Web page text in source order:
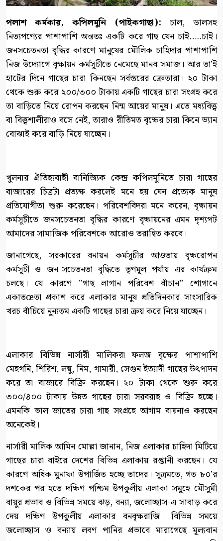
পলাশ কর্মকার, কপিলমুনি (পাইকগাছা): চাল, ডালসহ
নিত্যপণ্যের পাশাপাশি অন্ততঃ একটি করে গাছ যেন চাই…..চাই।
জনসচেতনতা বৃদ্ধির কারণে মানুষের মৌলিক চাহিদার পাশাপাশি
নিজ উদ্যোগে বৃক্ষায়ন কর্মসূচীতে নেমেছে মানব সমাজ। আর তা’ই
হাটের দিনে গাছের চারা কিনছেন সর্বস্তরের ক্রেতারা। ২০ টাকা
থেকে শুরু করে ২০০/৩০০ টাকায় একটি গাছের চারা সংগ্রহ করে
তা বাড়িতে নিয়ে রোপন করছেন নিন্ম আয়ের মানুষ। এতে মধ্যবিত্ত্ব
বা বিত্ত্বশালীরাও বসে নেই, তারাও রীতিমত বৃক্ষের চারা কিনে ভ্যান
বোঝাই করে বাড়ি নিয়ে যাচ্ছেন।
খুলনার ঐতিহ্যবাহী বানিজ্যিক কেন্দ্র কপিলমুনিতে চারা গাছের
বাজারের চিত্রটা প্রত্যক্ষ করলেই মনে হয় যেন প্রত্যেক মানুষ
প্রতিযোগীতা শুরু করেছেন। পরিবেশবিদরা মনে করেন, বৃক্ষায়ন
কর্মসূচীতে জনসচেতনতা বৃদ্ধির কারণে বৃক্ষায়নের এমন দৃশ্যপট
আমাদের সামাজিক পরিবেশকে আরোও তরান্বিত করবে।
জানাগেছে, সরকারের বনায়ন কর্মসূচীর আওতায় বৃক্ষরোপন
কর্মসূচী ও জন-সচেতনতা বৃদ্ধিতে তৃণমূল পর্যায় এর কার্যক্রম
চলছে। যে কারণে ”গাছ লাগান পরিবেশ বাঁচান” শোগানে
একাতœতা প্রকাশ করে এলাকার মানুষ প্রতিদিনকার সাংসারিক
খরচ বাঁচিয়ে নুন্যতম একটি গাছের চারা ক্রয় করে নিয়ে যাচ্ছেন।
এলাকার বিভিন্ন নার্সারী মালিকরা ফলজ বৃক্ষের পাশাপাশি
মেহগনি, শিরিশ, লম্বু, নিম, গামারী, সেগুন ইত্যাদী গাছের উৎপাদন
করে তা বাজারে বিক্রি করছেন। ২০ টাকা থেকে শুরু করে
৩০০/৪০০ টাকায় উন্নত গাছের চারা সরবরাহ ও বিক্রি হচ্ছে।
এমনকি ভাল জাতের চারা গাছ সংগ্রহে আগাম বায়নাও করছেন
অনেকেই।
নার্সারী মালিক আমিন মোল্লা জানান, নিজ এলাকার চাহিদা মিটিয়ে
গাছের চারা বাইরে দেশের বিভিন্ন এলাকায় রপ্তানী করছেন। যে
কারণে অধিক মুনাফা উপার্জিত হচ্ছে তাদের। সূত্রমতে, গত ৮০’র
দশকের পর হতে দক্ষিণ পশ্চিম উপকুলীয় এলাকা সমুহে মৌসুমী
বায়ুর প্রভাব ও বিভিন্ন সময়ে ঝড়, বন্যা, জলোচ্ছাস-এ সাবাড় করে
দেয় দক্ষিণ উপকুলীয় এলাকার বনবৃক্ষরাজি। বিভিন্ন সময়ে
জলোচ্ছাস ও বন্যায় লবণ পানির প্রভাবে মারাগেছে মূল্যবান